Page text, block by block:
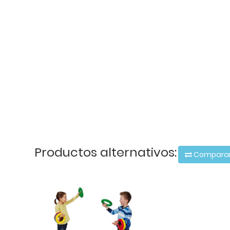
Productos alternativos: